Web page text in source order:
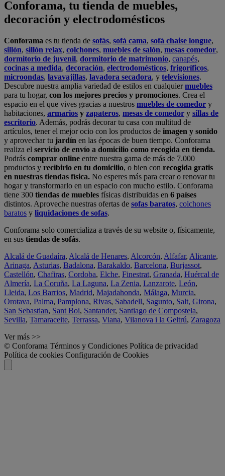
Conforama, tu tienda de muebles,
decoración y electrodomésticos
Conforama es tu tienda de sofás, sofá cama, sofá chaise longue,
sillón, sillón relax, colchones, muebles de salón, mesas comedor,
dormitorio de juvenil, dormitorio de matrimonio, canapés,
cocinas a medida, decoración, electrodomésticos, frigoríficos,
microondas, lavavajillas, lavadora secadora, y televisiones.
Descubre nuestra amplia variedad de estilos en cualquiermuebles
para tu hogar, con los mejores precios y promociones. Crea el
espacio en el que vives gracias a nuestros muebles de comedor y
habitaciones, armarios y zapateros, mesas de comedor y sillas de
escritorio. Además, podrás decorar tu casa con multitud de
artículos, tener el mejor ocio con los productos de imagen y sonido
y aprovechar tu jardín en las épocas de buen tiempo. Conforama
realiza el servicio de envío a domicilio como recogida en tienda.
Podrás comprar online entre nuestra gama de más de 7.000
productos y recibirlo en tu domicilio, o bien con recogida gratis
en nuestras tiendas física. No esperes más para crear o renovar tu
hogar y transformarlo en un espacio con mucho estilo. Conforama
tiene 300 tiendas de muebles físicas distribuidas en 6 países
distintos. Aproveche nuestras ofertas de sofas baratos, colchones
baratos y liquidaciones de sofas.
Conforama solo comercializa a través de su website o, físicamente,
en sus tiendas de sofás.
Alcalá de Guadaíra, Alcalá de Henares, Alcorcón, Alfafar, Alicante,
Arinaga, Asturias, Badalona, Barakaldo, Barcelona, Burjassot,
Castellón, Chafiras, Cordoba, Elche, Finestrat, Granada, Huércal de
Almería, La Coruña, La Laguna, La Zenia, Lanzarote, León,
Lleida, Los Barrios, Madrid, Majadahonda, Málaga, Murcia,
Orotava, Palma, Pamplona, Rivas, Sabadell, Sagunto, Salt, Girona,
San Sebastian, Sant Boi, Santander, Santiago de Compostela,
Sevilla, Tamaraceite, Terrassa, Viana, Vilanova i la Geltrú, Zaragoza
Ver más >>
© Conforama Términos y Condiciones Política de privacidad
Política de cookies Configuración de Cookies